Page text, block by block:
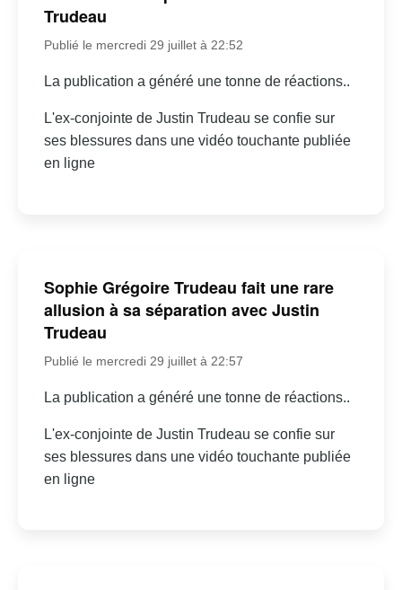
Trudeau
Publié le mercredi 29 juillet à 22:52
La publication a généré une tonne de réactions..
L'ex-conjointe de Justin Trudeau se confie sur
ses blessures dans une vidéo touchante publiée
en ligne
Sophie Grégoire Trudeau fait une rare
allusion à sa séparation avec Justin
Trudeau
Publié le mercredi 29 juillet à 22:57
La publication a généré une tonne de réactions..
L'ex-conjointe de Justin Trudeau se confie sur
ses blessures dans une vidéo touchante publiée
en ligne